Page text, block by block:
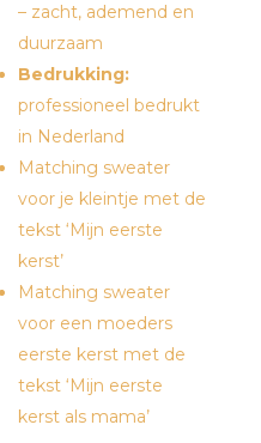
– zacht, ademend en
duurzaam
Bedrukking:
professioneel bedrukt
in Nederland
Matching sweater
voor je kleintje met de
tekst ‘Mijn eerste
kerst’
Matching sweater
voor een moeders
eerste kerst met de
tekst ‘Mijn eerste
kerst als mama’